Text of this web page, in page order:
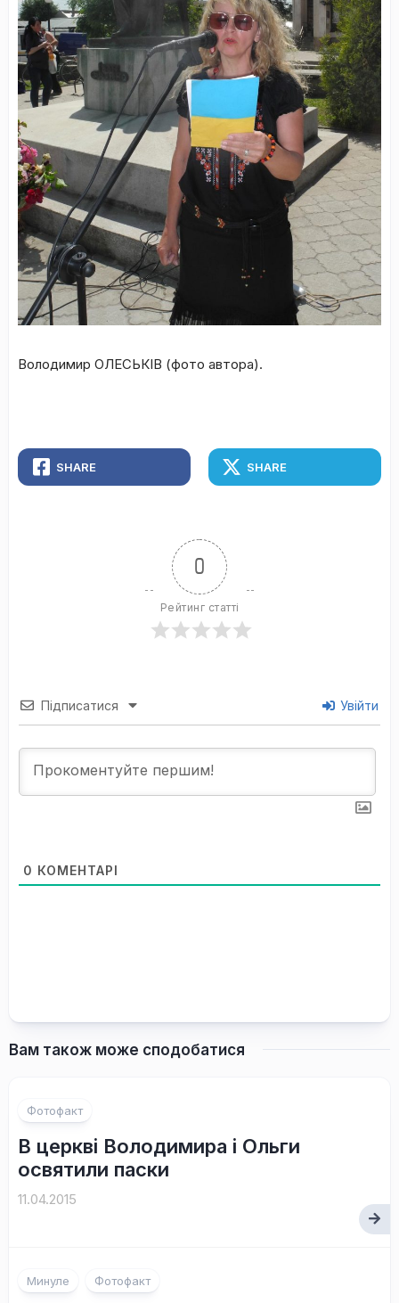
Володимир ОЛЕСЬКІВ (фото автора).
SHARE SHARE
0
Рейтинг статті
Підписатися Увійти
0 КОМЕНТАРІ
Вам також може сподобатися
Фотофакт
В церкві Володимира і Ольги
освятили паски
11.04.2015
Минуле Фотофакт